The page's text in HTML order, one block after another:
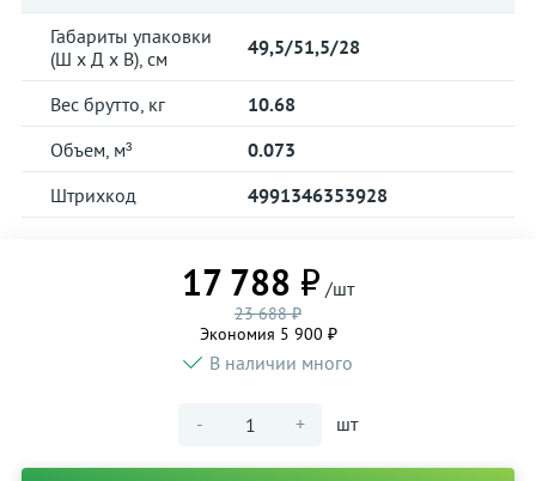
Габариты упаковки
(Ш х Д х В), см
49,5/51,5/28
Вес брутто, кг
10.68
Объем, м³
0.073
Штрихкод
4991346353928
17 788 ₽ /шт
23 688 ₽
Экономия 5 900 ₽
В наличии много
- + шт